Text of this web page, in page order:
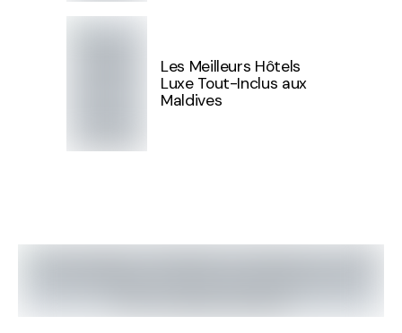
Les Meilleurs Hôtels
Luxe Tout-Inclus aux
Maldives